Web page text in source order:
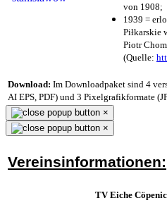
von 1908;
1939 =
Piłkarskie
Piotr
(Quelle:
Download: Im Downloadpaket sind 4
AI EPS, PDF) und 3 Pixelgrafikformate
×
×
Vereinsinformationen:
TV Eiche